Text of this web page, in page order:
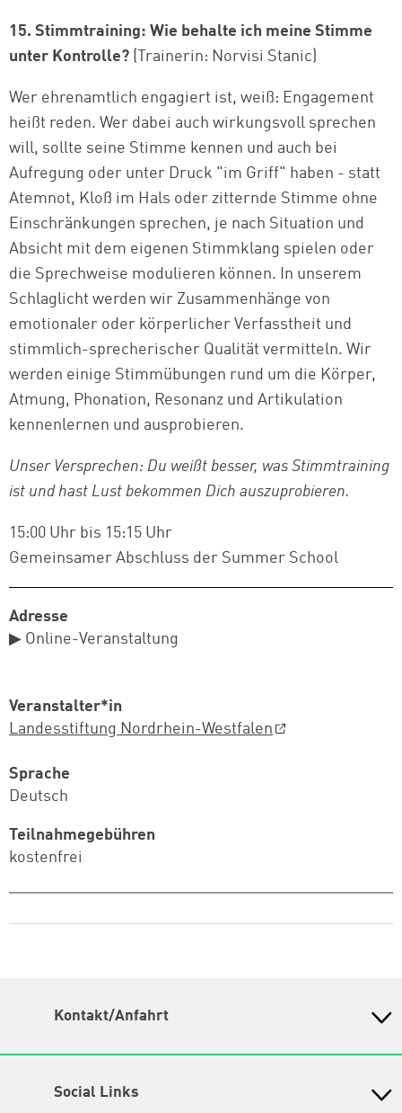
15. Stimmtraining: Wie behalte ich meine Stimme
unter Kontrolle? (Trainerin: Norvisi Stanic)
Wer ehrenamtlich engagiert ist, weiß: Engagement
heißt reden. Wer dabei auch wirkungsvoll sprechen
will, sollte seine Stimme kennen und auch bei
Aufregung oder unter Druck "im Griff" haben - statt
Atemnot, Kloß im Hals oder zitternde Stimme ohne
Einschränkungen sprechen, je nach Situation und
Absicht mit dem eigenen Stimmklang spielen oder
die Sprechweise modulieren können. In unserem
Schlaglicht werden wir Zusammenhänge von
emotionaler oder körperlicher Verfasstheit und
stimmlich-sprecherischer Qualität vermitteln. Wir
werden einige Stimmübungen rund um die Körper,
Atmung, Phonation, Resonanz und Artikulation
kennenlernen und ausprobieren.
Unser Versprechen: Du weißt besser, was Stimmtraining
ist und hast Lust bekommen Dich auszuprobieren.
15:00 Uhr bis 15:15 Uhr
Gemeinsamer Abschluss der Summer School
Adresse
▶ Online-Veranstaltung
Veranstalter*in
Landesstiftung Nordrhein-Westfalen
Sprache
Deutsch
Teilnahmegebühren
kostenfrei
Kontakt/Anfahrt
in der Heinrich-Böll-Stiftung e.V.
Social Links